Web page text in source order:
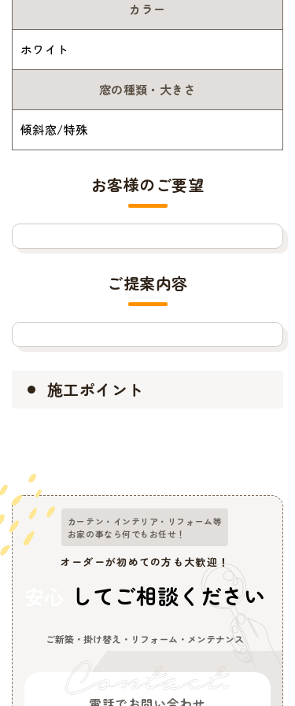
カラー
ホワイト
窓の種類・大きさ
傾斜窓/特殊
お客様のご要望
ご提案内容
施工ポイント
カーテン・インテリア・リフォーム等
お家の事なら何でもお任せ！
オーダーが初めての方も大歓迎！
してご相談ください
ご新築・掛け替え・リフォーム・メンテナンス